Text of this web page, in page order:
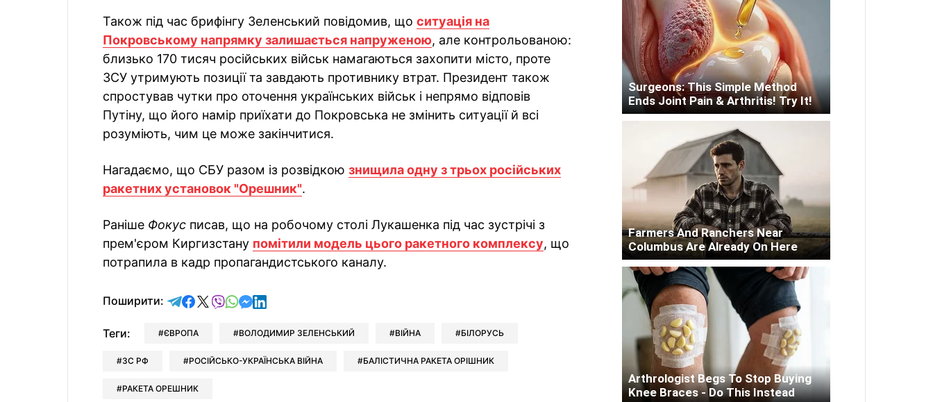
Також під час брифінгу Зеленський повідомив, що ситуація на
Покровському напрямку залишається напруженою, але контрольованою:
близько 170 тисяч російських військ намагаються захопити місто, проте
ЗСУ утримують позиції та завдають противнику втрат. Президент також
спростував чутки про оточення українських військ і непрямо відповів
Путіну, що його намір приїхати до Покровська не змінить ситуації й всі
розуміють, чим це може закінчитися.
Нагадаємо, що СБУ разом із розвідкою знищила одну з трьох російських
ракетних установок "Орешник".
Раніше Фокус писав, що на робочому столі Лукашенка під час зустрічі з
прем'єром Киргизстану помітили модель цього ракетного комплексу, що
потрапила в кадр пропагандистського каналу.
Поширити: відправити у Telegram
поділитись у Facebook
поділитись у X
відправити у Viber
відправити у Whatsapp
відправити у Messenger
відправити у LinkedIn
Теги: ЄВРОПА ВОЛОДИМИР ЗЕЛЕНСЬКИЙ ВІЙНА БІЛОРУСЬ
ЗС РФ РОСІЙСЬКО-УКРАЇНСЬКА ВІЙНА БАЛІСТИЧНА РАКЕТА ОРІШНИК
РАКЕТА ОРЕШНИК
Surgeons: This Simple Method
Ends Joint Pain & Arthritis! Try It!
Farmers And Ranchers Near
Columbus Are Already On Here
Arthrologist Begs To Stop Buying
Knee Braces - Do This Instead